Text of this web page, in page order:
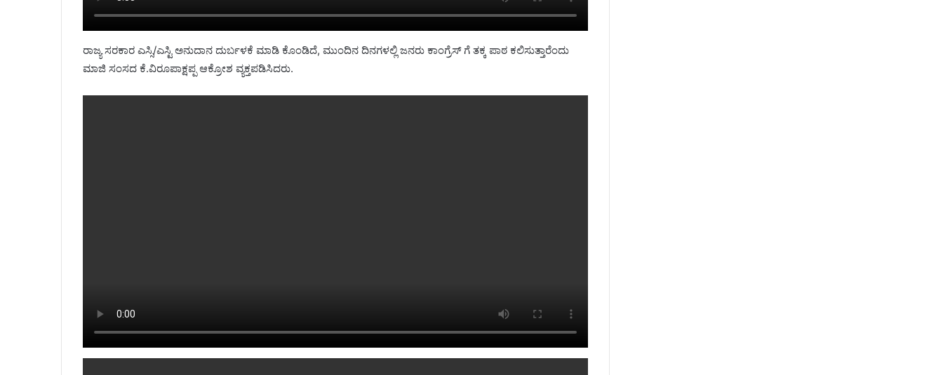
ರಾಜ್ಯ ಸರಕಾರ ಎಸ್ಸಿ/ಎಸ್ಟಿ ಅನುದಾನ ದುರ್ಬಳಕೆ ಮಾಡಿ ಕೊಂಡಿದೆ, ಮುಂದಿನ ದಿನಗಳಲ್ಲಿ ಜನರು ಕಾಂಗ್ರೆಸ್ ಗೆ ತಕ್ಕ ಪಾಠ ಕಲಿಸುತ್ತಾರೆಂದು
ಮಾಜಿ ಸಂಸದ ಕೆ.ವಿರೂಪಾಕ್ಷಪ್ಪ ಆಕ್ರೋಶ ವ್ಯಕ್ತಪಡಿಸಿದರು.